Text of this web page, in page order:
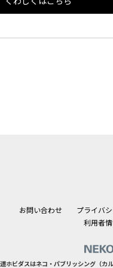
お問い合わせ プライバ
利用者
ホビダスはネコ・パブリッシング（カ